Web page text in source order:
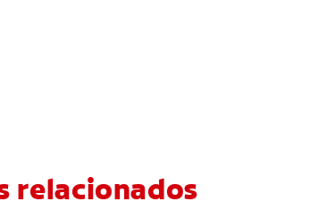
relacionados